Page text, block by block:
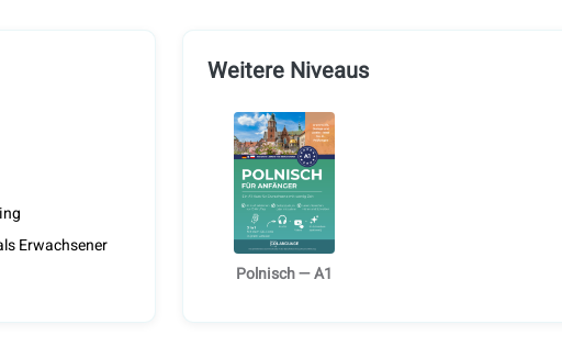
Erwachsener
Weitere Niveaus
Polnisch — A1